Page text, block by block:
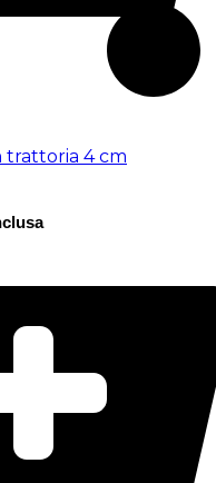
trattoria 4 cm